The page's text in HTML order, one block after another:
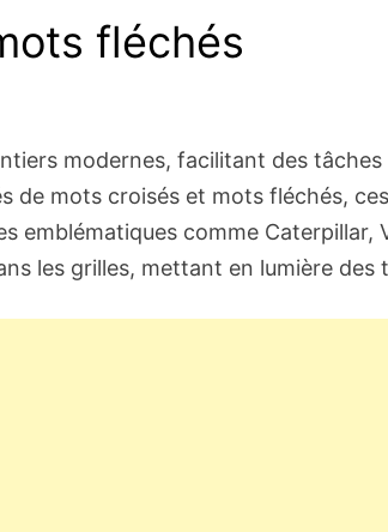
fléchés
modernes, facilitant des
de mots croisés et mots fléchés,
emblématiques comme
les grilles, mettant en lumière des